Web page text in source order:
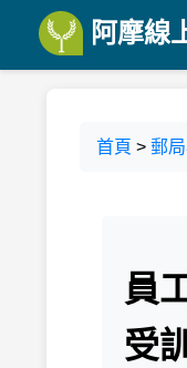
阿摩線
首頁 > 郵
員
受